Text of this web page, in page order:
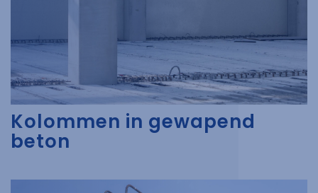
Kolommen in gewapend
beton